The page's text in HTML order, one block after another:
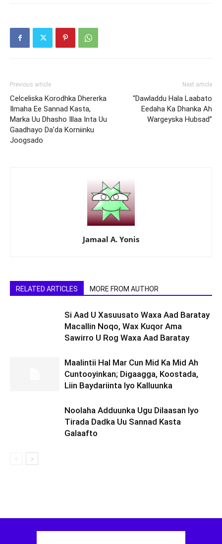
Previous article
Celceliska Korodhka Dhererka
Ilmaha Ee Sannad Kasta,
Marka Uu Dhasho Illaa Inta Uu
Gaadhayo Da’da Korniinku
Joogsado
Next article
“Dawladdu Hala Laabato
Eedaha Ka Dhanka Ah
Wargeyska Hubsad”
Jamaal A. Yonis
RELATED ARTICLES MORE FROM AUTHOR
Si Aad U Xasuusato Waxa Aad Baratay
Macallin Noqo, Wax Kuqor Ama
Sawirro U Rog Waxa Aad Baratay
Maalintii Hal Mar Cun Mid Ka Mid Ah
Cuntooyinkan; Digaagga, Koostada,
Liin Baydariinta Iyo Kalluunka
Noolaha Adduunka Ugu Dilaasan Iyo
Tirada Dadka Uu Sannad Kasta
Galaafto